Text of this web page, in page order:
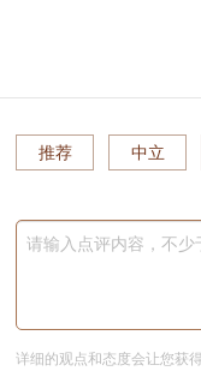
推荐 中立
请输入点评内容，不少
详细的观点和态度会让您获